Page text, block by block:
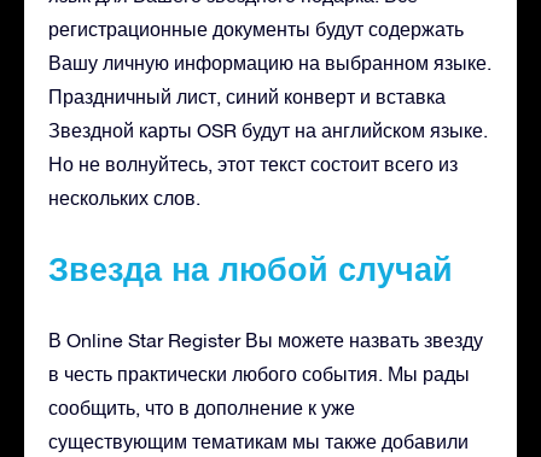
регистрационные документы будут содержать
Вашу личную информацию на выбранном языке.
Праздничный лист, синий конверт и вставка
Звездной карты OSR будут на английском языке.
Но не волнуйтесь, этот текст состоит всего из
нескольких слов.
Звезда на любой случай
В Online Star Register Вы можете назвать звезду
в честь практически любого события. Мы рады
сообщить, что в дополнение к уже
существующим тематикам мы также добавили